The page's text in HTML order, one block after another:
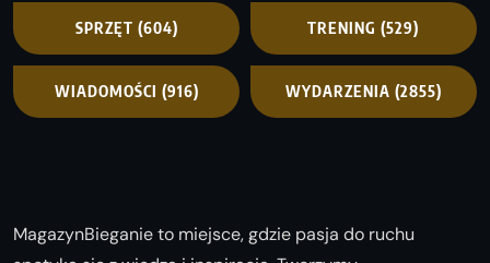
SPRZĘT (604) TRENING (529)
WIADOMOŚCI (916) WYDARZENIA (2855)
MagazynBieganie to miejsce, gdzie pasja do ruchu